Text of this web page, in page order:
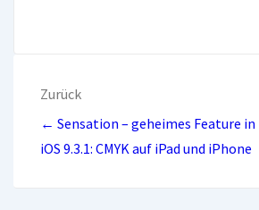
Zurück
← Sensation – geheimes Feature in
iOS 9.3.1: CMYK auf iPad und iPhone